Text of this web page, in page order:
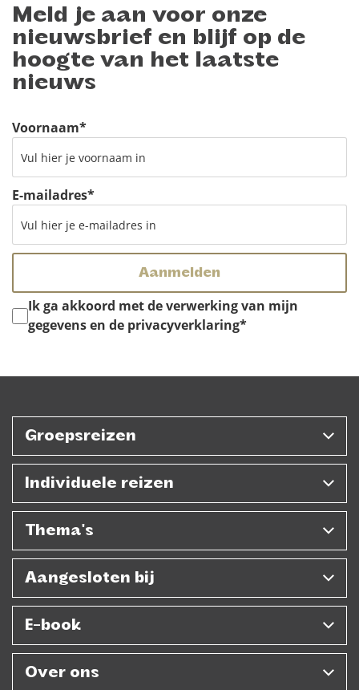
Meld je aan voor onze
nieuwsbrief en blijf op de
hoogte van het laatste
nieuws
Instemming*
Ik ga akkoord met de verwerking van mijn
gegevens en de privacyverklaring*
Voornaam*
E-mailadres*
Groepsreizen
Individuele reizen
Thema's
Aangesloten bij
E-book
Over ons